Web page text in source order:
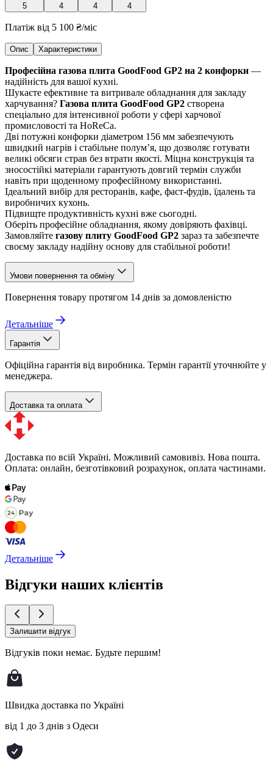
5 4 4 4
Платіж від 5 100 ₴/міс
Опис Характеристики
Професійна газова плита GoodFood GP2 на 2 конфорки —
надійність для вашої кухні.
Шукаєте ефективне та витривале обладнання для закладу
харчування? Газова плита GoodFood GP2 створена
спеціально для інтенсивної роботи у сфері харчової
промисловості та HoReCa.
Дві потужні конфорки діаметром 156 мм забезпечують
швидкий нагрів і стабільне полум’я, що дозволяє готувати
великі обсяги страв без втрати якості. Міцна конструкція та
зносостійкі матеріали гарантують довгий термін служби
навіть при щоденному професійному використанні.
Ідеальний вибір для ресторанів, кафе, фаст-фудів, їдалень та
виробничих кухонь.
Підвищте продуктивність кухні вже сьогодні.
Оберіть професійне обладнання, якому довіряють фахівці.
Замовляйте газову плиту GoodFood GP2 зараз та забезпечте
своєму закладу надійну основу для стабільної роботи!
Умови повернення та обміну
Повернення товару протягом 14 днів за домовленістю
Детальніше
Гарантія
Офіційна гарантія від виробника. Термін гарантії уточнюйте у
менеджера.
Доставка та оплата
Доставка по всій Україні. Можливий самовивіз. Нова пошта.
Оплата: онлайн, безготівковий розрахунок, оплата частинами.
Детальніше
Відгуки наших клієнтів
Залишити відгук
Відгуків поки немає. Будьте першим!
Швидка доставка по Україні
від 1 до 3 днів з Одеси